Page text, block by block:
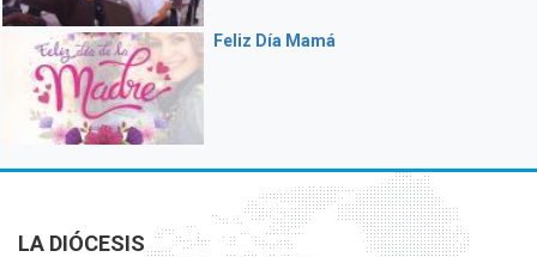
Feliz Día Mamá
LA DIÓCESIS